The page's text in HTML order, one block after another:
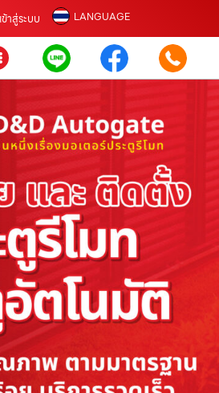
เข้าสู่ระบบ LANGUAGE